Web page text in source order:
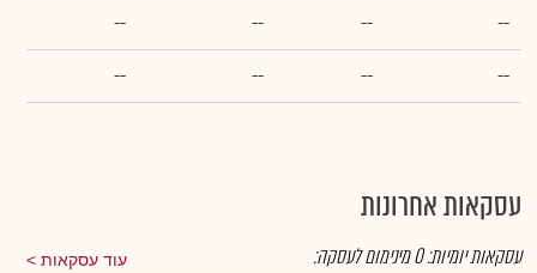
--
--
--
--
--
--
--
--
עסקאות אחרונות
עוד עסקאות עסקאות יומיות:0מינימום לעסקה: